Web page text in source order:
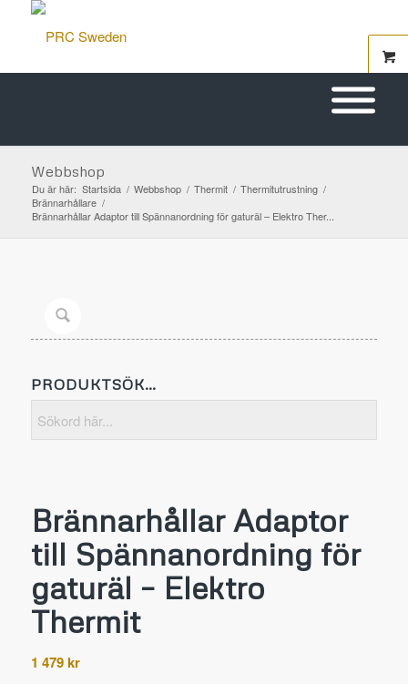
Webbshop
Du är här: Startsida / Webbshop / Thermit / Thermitutrustning /
Brännarhållare /
Brännarhållar Adaptor till Spännanordning för gaturäl – Elektro Ther...
PRODUKTSÖK…
Brännarhållar Adaptor
till Spännanordning för
gaturäl – Elektro
Thermit
1 479kr